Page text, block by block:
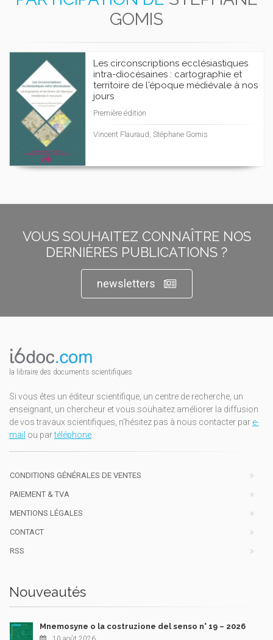
GOMIS
Les circonscriptions ecclésiastiques
intra-diocésaines : cartographie et
territoire de l'époque médiévale à nos
jours
Première édition
Vincent Flauraud, Stéphane Gomis
VOUS SOUHAITEZ CONNAÎTRE NOS
DERNIÈRES PUBLICATIONS ?
newsletters
la libraire des documents scientifiques
Si vous êtes un éditeur scientifique, un centre de recherche, un
enseignant, un chercheur et vous souhaitez améliorer la diffusion
de vos travaux scientifiques, n'hésitez pas à nous contacter par e-
mail ou partéléphone.
CONDITIONS GÉNÉRALES DE VENTES
PAIEMENT & TVA
MENTIONS LÉGALES
CONTACT
RSS
Nouveautés
Mnemosyne o la costruzione del senso n° 19 – 2026